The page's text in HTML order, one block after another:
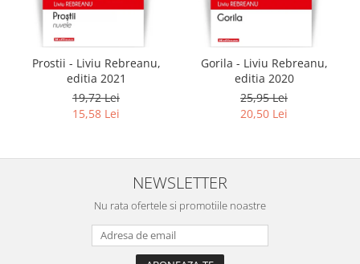
Prostii - Liviu Rebreanu,
editia 2021
19,72 Lei
15,58 Lei
Gorila - Liviu Rebreanu,
editia 2020
25,95 Lei
20,50 Lei
NEWSLETTER
Nu rata ofertele si promotiile noastre